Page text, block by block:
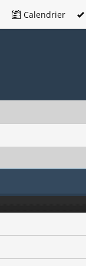
Calendrier